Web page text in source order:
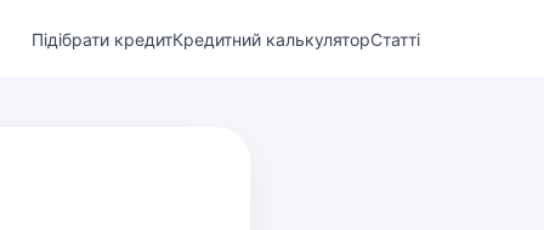
Підібрати кредитКредитний калькуляторСтатті